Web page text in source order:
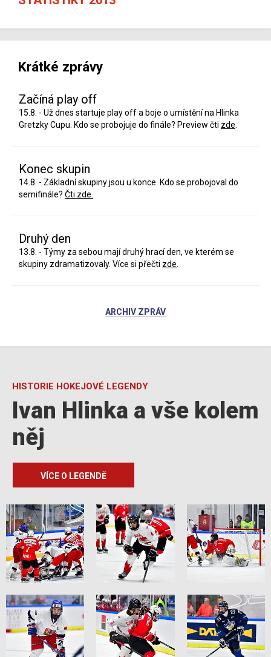
Krátké zprávy
Začíná play off
15.8. - Už dnes startuje play off a boje o umístění na Hlinka
Gretzky Cupu. Kdo se probojuje do finále? Preview čti zde
Konec skupin
14.8. - Základní skupiny jsou u konce. Kdo se probojoval do
semifinále? Čti zde.
Druhý den
13.8. - Týmy za sebou mají druhý hrací den, ve kterém se
skupiny zdramatizovaly. Více si přečti zde
ARCHIV ZPRÁV
HISTORIE HOKEJOVÉ LEGENDY
Ivan Hlinka a vše kolem
něj
VÍCE O LEGENDĚ